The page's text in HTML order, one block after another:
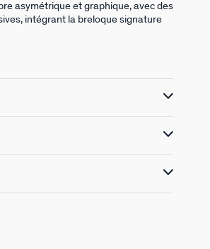
asymétrique et graphique, avec des
intégrant la breloque signature